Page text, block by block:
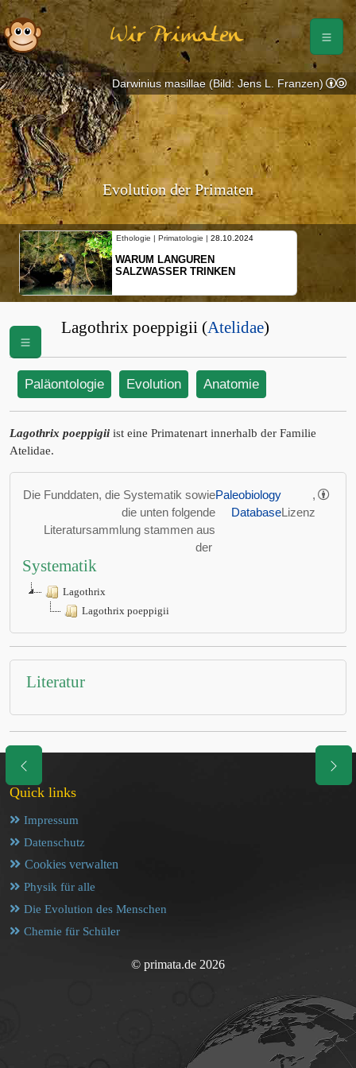
Wir Primaten
Evolution der Primaten
Ethologie | Primatologie | 28.10.2024
WARUM LANGUREN
SALZWASSER TRINKEN
Darwinius masillae (Bild: Jens L. Franzen)
Lagothrix poeppigii (Atelidae)
Paläontologie Evolution Anatomie
Lagothrix poeppigii ist eine Primatenart innerhalb der Familie
Atelidae.
Die Funddaten, die Systematik sowie
die unten folgende
Literatursammlung stammen aus
der
Paleobiology
Database
,
Lizenz
Systematik
Lagothrix
Lagothrix poeppigii
Literatur
Quick links
Impressum
Datenschutz
Cookies verwalten
Physik für alle
Die Evolution des Menschen
Chemie für Schüler
© primata.de 2026